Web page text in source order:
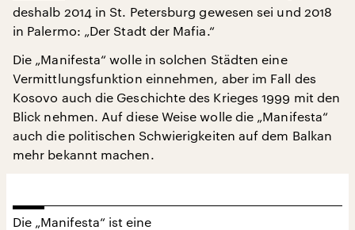
deshalb 2014 in St. Petersburg gewesen sei und 2018
in Palermo: „Der Stadt der Mafia.“
Die „Manifesta“ wolle in solchen Städten eine
Vermittlungsfunktion einnehmen, aber im Fall des
Kosovo auch die Geschichte des Krieges 1999 mit den
Blick nehmen. Auf diese Weise wolle die „Manifesta“
auch die politischen Schwierigkeiten auf dem Balkan
mehr bekannt machen.
Die „Manifesta“ ist eine